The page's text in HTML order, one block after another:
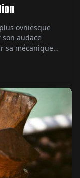
ovniesque
audace
sa mécanique.
galaxie. Par